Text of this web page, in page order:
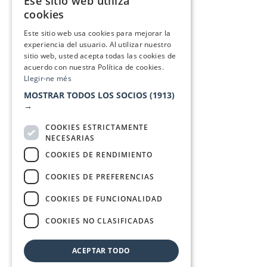
cookies
Este sitio web usa cookies para mejorar la
experiencia del usuario. Al utilizar nuestro
sitio web, usted acepta todas las cookies de
acuerdo con nuestra Política de cookies.
Llegir-ne més
MOSTRAR TODOS LOS SOCIOS (1913)
→
COOKIES ESTRICTAMENTE
NECESARIAS
COOKIES DE RENDIMIENTO
COOKIES DE PREFERENCIAS
COOKIES DE FUNCIONALIDAD
COOKIES NO CLASIFICADAS
ACEPTAR TODO